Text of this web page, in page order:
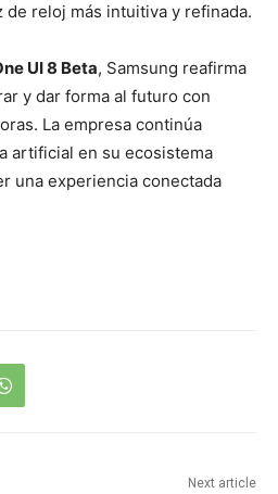
de reloj más intuitiva y refinada.
UI 8 Beta, Samsung reafirma
y dar forma al futuro con
La empresa continúa
artificial en su ecosistema
una experiencia conectada
Next article